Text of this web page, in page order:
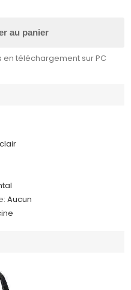
au panier
téléchargement sur PC
Aucun